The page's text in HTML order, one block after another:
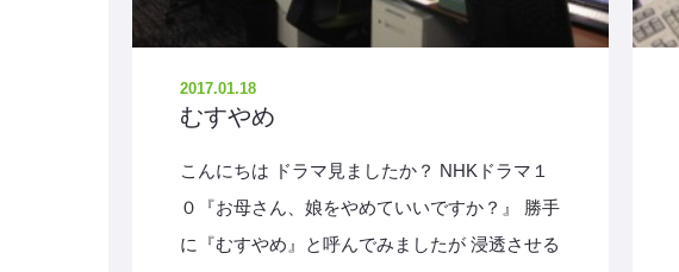
2017.01.18
むすやめ
こんにちは ドラマ見ましたか？ NHKドラマ１
０『お母さん、娘をやめていいですか？』 勝手
に『むすやめ』と呼んでみましたが 浸透させる